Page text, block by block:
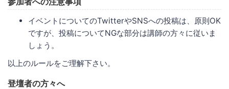
イベントについてのTwitterやSNSへの投稿は、原則OK
ですが、投稿についてNGな部分は講師の方々に従いま
しょう。
以上のルールをご理解下さい。
登壇者の方々へ